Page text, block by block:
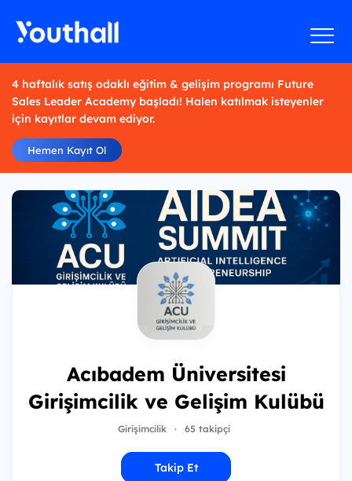
4 haftalık satış odaklı eğitim & gelişim programı Future
Sales Leader Academy başladı! Halen katılmak isteyenler
için kayıtlar devam ediyor.
Hemen Kayıt Ol
Acıbadem Üniversitesi
Girişimcilik ve Gelişim Kulübü
Girişimcilik · 65 takipçi
Takip Et